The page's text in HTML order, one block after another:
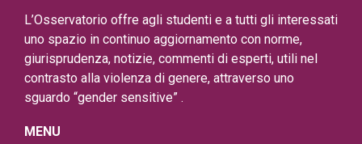
L’Osservatorio offre agli studenti e a tutti gli interessati
uno spazio in continuo aggiornamento con norme,
giurisprudenza, notizie, commenti di esperti, utili nel
contrasto alla violenza di genere, attraverso uno
sguardo “gender sensitive” .
MENU